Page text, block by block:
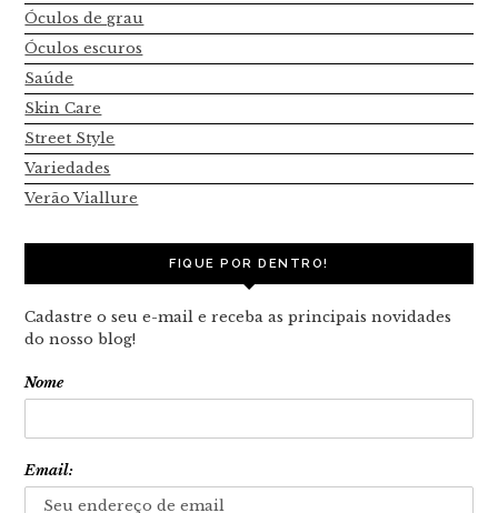
Óculos de grau
Óculos escuros
Saúde
Skin Care
Street Style
Variedades
Verão Viallure
FIQUE POR DENTRO!
Cadastre o seu e-mail e receba as principais novidades
do nosso blog!
Nome
Email: